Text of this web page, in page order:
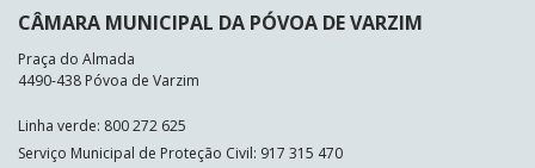
CÂMARA MUNICIPAL DA PÓVOA DE VARZIM
Praça do Almada
4490-438 Póvoa de Varzim
Linha verde: 800 272 625
Serviço Municipal de Proteção Civil: 917 315 470